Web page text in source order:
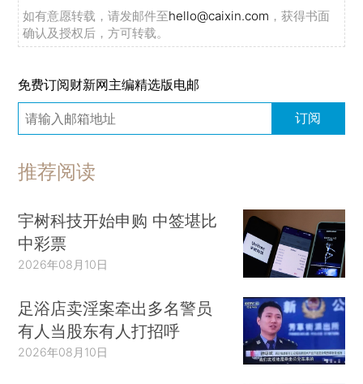
如有意愿转载，请发邮件至hello@caixin.com ，获得书面
确认及授权后，方可转载。
免费订阅财新网主编精选版电邮
订阅
推荐阅读
宇树科技开始申购 中签堪比
中彩票
2026年08月10日
足浴店卖淫案牵出多名警员
有人当股东有人打招呼
2026年08月10日